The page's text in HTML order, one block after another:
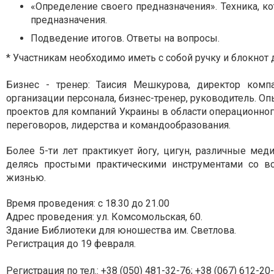
«Определение своего предназначения». Техника,
предназначения.
Подведение итогов. Ответы на вопросы.
* Участникам необходимо иметь с собой ручку и блокнот
Бизнес - тренер: Таисия Мешкурова, директор
организации персонала, бизнес-тренер, руководитель.
проектов для компаний Украины в области
переговоров, лидерства и командообразования.
Более 5-ти лет практикует йогу, цигун, различные
делясь простыми практическими инструментами со
жизнью.
Время проведения: с 18.30 до 21.00
Адрес проведения: ул. Комсомольская, 60.
Здание Библиотеки для юношества им. Светлова.
Регистрация до 19 февраля.
Регистрация по тел.: +38 (050) 481-32-76; +38 (067) 612-